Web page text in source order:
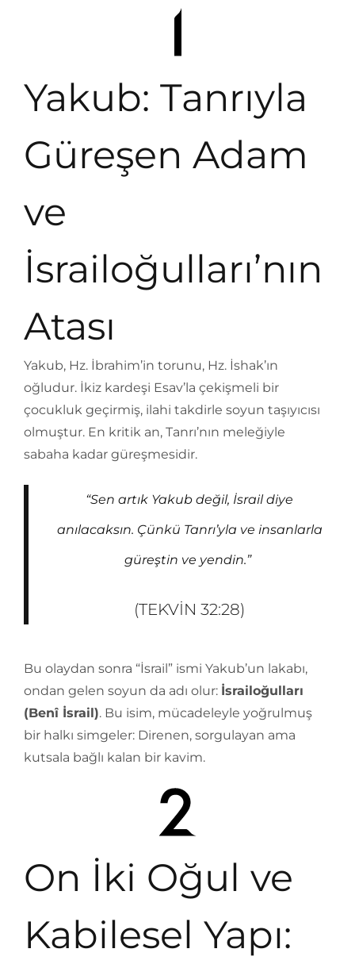
Yakub: Tanrıyla
Güreşen Adam
ve
İsrailoğulları’nın
Atası
Yakub, Hz. İbrahim’in torunu, Hz. İshak’ın
oğludur. İkiz kardeşi Esav’la çekişmeli bir
çocukluk geçirmiş, ilahi takdirle soyun taşıyıcısı
olmuştur. En kritik an, Tanrı’nın meleğiyle
sabaha kadar güreşmesidir.
“Sen artık Yakub değil, İsrail diye
anılacaksın. Çünkü Tanrı’yla ve insanlarla
güreştin ve yendin.”
(TEKVIN 32:28)
Bu olaydan sonra “İsrail” ismi Yakub’un lakabı,
ondan gelen soyun da adı olur: İsrailoğulları
(Benî İsrail). Bu isim, mücadeleyle yoğrulmuş
bir halkı simgeler: Direnen, sorgulayan ama
kutsala bağlı kalan bir kavim.
On İki Oğul ve
Kabilesel Yapı: